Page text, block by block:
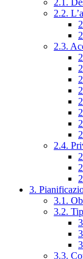
2.1.
2.2.
2.3.
2.4.
3.
3.1.
3.2.
3.3.